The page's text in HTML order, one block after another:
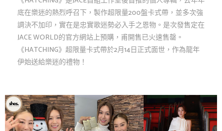
底在樂迷的熱烈呼召下，製作超限量200盤卡式帶，並多次強
調決不加印，實在是忠實歌迷勢必入手之恩物。是次發售定在
JACE WORLD的官方網站上預購，甫開售已火速售罄。
《HATCHING》超限量卡式帶於2月14日正式面世，作為龍年
伊始送給樂迷的禮物！